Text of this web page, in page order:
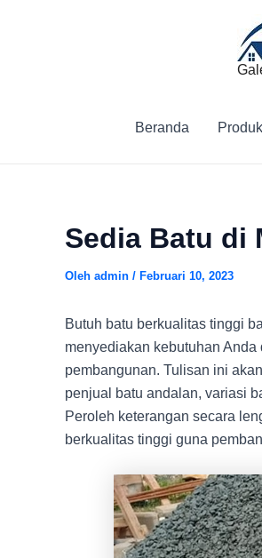
Beranda
Sedia Batu di
Oleh admin / Februari 10, 2023
Butuh batu berkualitas tinggi
menyediakan kebutuhan
pembangunan. Tulisan ini
penjual batu andalan, variasi
Peroleh keterangan secara
berkualitas tinggi guna